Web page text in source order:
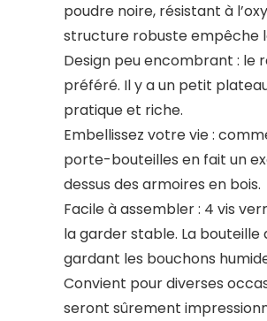
poudre noire, résistant à
structure robuste empêche
Design peu encombrant : le
préféré. Il y a un petit
pratique et riche.
Embellissez votre vie :
porte-bouteilles en fait un
dessus des armoires en bois.
Facile à assembler : 4 vis
la garder stable. La
gardant les bouchons
Convient pour diverses
seront sûrement